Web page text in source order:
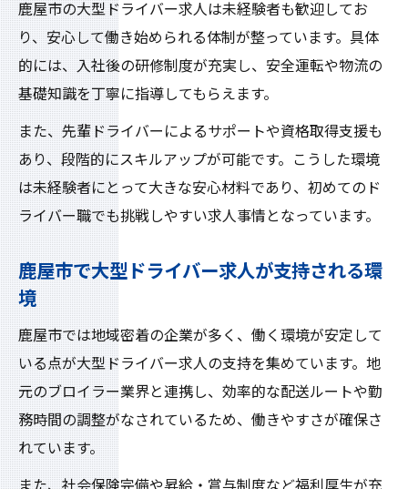
鹿屋市の大型ドライバー求人は未経験者も歓迎してお
り、安心して働き始められる体制が整っています。具体
的には、入社後の研修制度が充実し、安全運転や物流の
基礎知識を丁寧に指導してもらえます。
また、先輩ドライバーによるサポートや資格取得支援も
あり、段階的にスキルアップが可能です。こうした環境
は未経験者にとって大きな安心材料であり、初めてのド
ライバー職でも挑戦しやすい求人事情となっています。
鹿屋市で大型ドライバー求人が支持される環
境
鹿屋市では地域密着の企業が多く、働く環境が安定して
いる点が大型ドライバー求人の支持を集めています。地
元のブロイラー業界と連携し、効率的な配送ルートや勤
務時間の調整がなされているため、働きやすさが確保さ
れています。